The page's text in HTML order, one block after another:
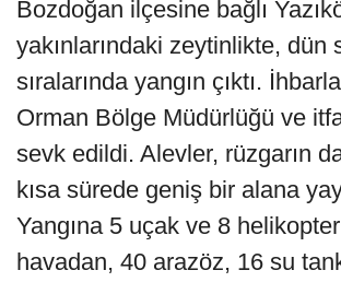
Bozdoğan ilçesine bağlı
yakınlarındaki zeytinlikte, dün
sıralarında yangın çıktı.
Orman Bölge Müdürlüğü ve
sevk edildi. Alevler, rüzgarın
kısa sürede geniş bir alana
Yangına 5 uçak ve 8
havadan, 40 arazöz, 16 su